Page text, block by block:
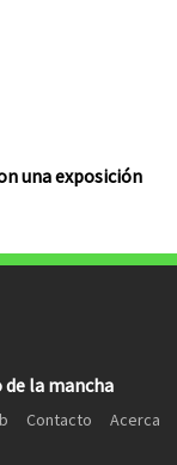
una exposición
de la mancha
Contacto
Acerca